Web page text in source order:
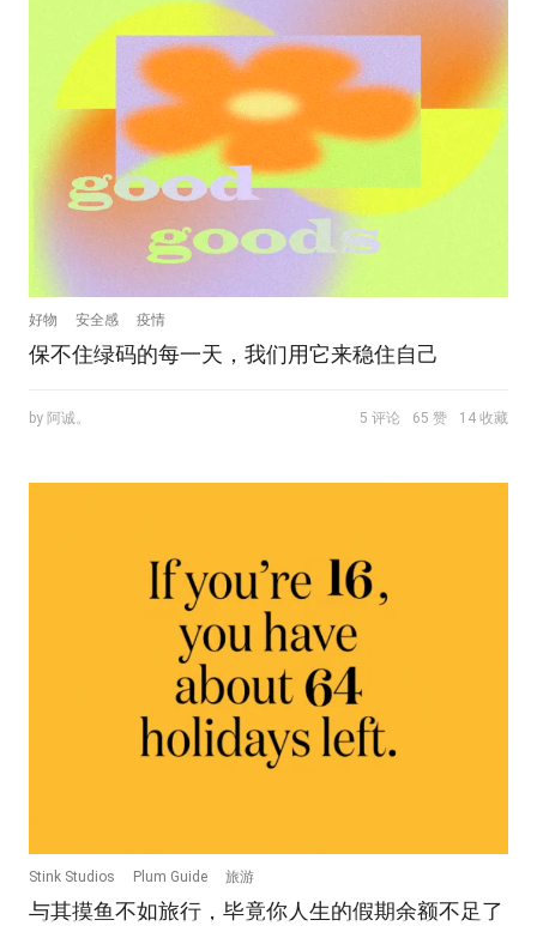
好物 安全感 疫情
保不住绿码的每一天，我们用它来稳住自己
by 阿诚。 5 评论 65 赞 14 收藏
Stink Studios Plum Guide 旅游
与其摸鱼不如旅行，毕竟你人生的假期余额不足了